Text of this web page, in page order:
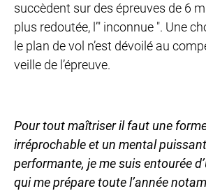
succèdent sur des épreuves de 6
plus redoutée, l’" inconnue ". Une
le plan de vol n’est dévoilé au
veille de l’épreuve.
Pour tout maîtriser il faut une
irréprochable et un mental
performante, je me suis entourée
qui me prépare toute l’année